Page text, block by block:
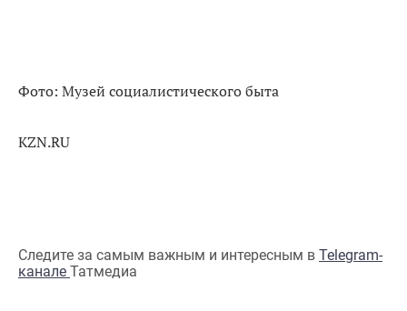
Фото: Музей социалистического быта
KZN.RU
Следите за самым важным и интересным в Telegram-
канале Татмедиа